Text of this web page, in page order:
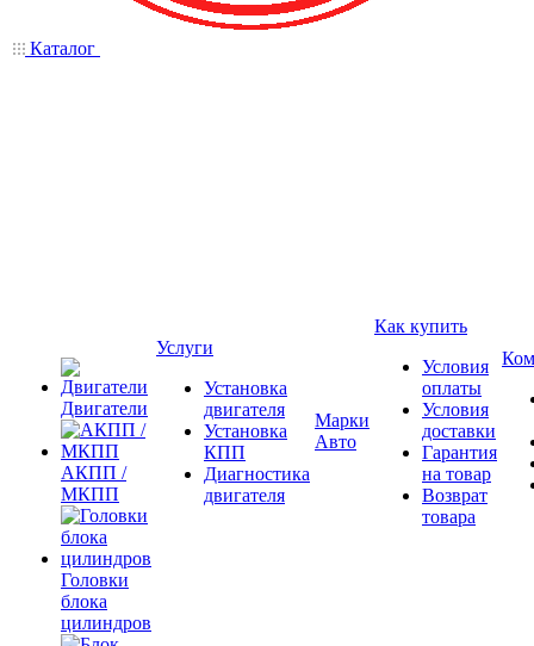
Каталог
Двигатели
АКПП /
МКПП
Головки
блока
цилиндров
Услуги
Установка
двигателя
Установка
КПП
Диагностика
двигателя
Марки
Авто
Как купить
Условия
оплаты
Условия
доставки
Гарантия
на товар
Возврат
товара